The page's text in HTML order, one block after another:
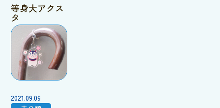
等身大アクス
タ
2021.09.09